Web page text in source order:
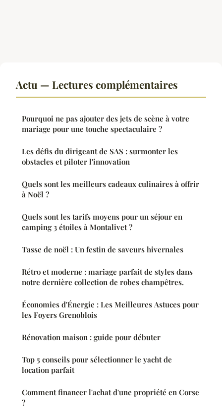
Actu — Lectures complémentaires
Pourquoi ne pas ajouter des jets de scène à votre
mariage pour une touche spectaculaire ?
Les défis du dirigeant de SAS : surmonter les
obstacles et piloter l'innovation
Quels sont les meilleurs cadeaux culinaires à offrir
à Noël ?
Quels sont les tarifs moyens pour un séjour en
camping 3 étoiles à Montalivet ?
Tasse de noël : Un festin de saveurs hivernales
Rétro et moderne : mariage parfait de styles dans
notre dernière collection de robes champêtres.
Économies d'Énergie : Les Meilleures Astuces pour
les Foyers Grenoblois
Rénovation maison : guide pour débuter
Top 5 conseils pour sélectionner le yacht de
location parfait
Comment financer l'achat d'une propriété en Corse
?